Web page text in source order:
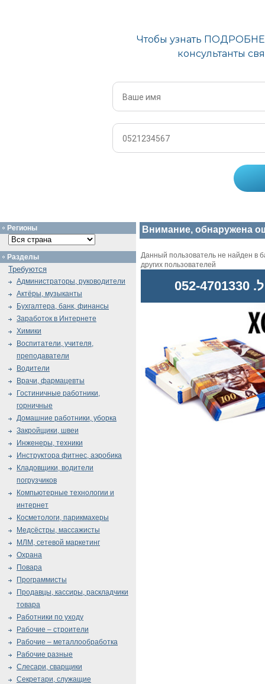
Внимание, обнаружена
Данный пользователь не найден в
других пользователей
Регионы
Разделы
Требуются
Администраторы, руководители
Актёры, музыканты
Бухгалтера, банк, финансы
Заработок в Интернете
Химики
Воспитатели, учителя,
преподаватели
Водители
Врачи, фармацевты
Гостиничные работники,
горничные
Домашние работники, уборка
Закройщики, швеи
Инженеры, техники
Инструктора фитнес, аэробика
Кладовщики, водители
погрузчиков
Компьютерные технологии и
интернет
Косметологи, парикмахеры
Медсёстры, массажисты
МЛМ, сетевой маркетинг
Охрана
Повара
Программисты
Продавцы, кассиры, раскладчики
товара
Работники по уходу
Рабочие – строители
Рабочие – металлообработка
Рабочие разные
Слесари, сварщики
Секретари, служащие